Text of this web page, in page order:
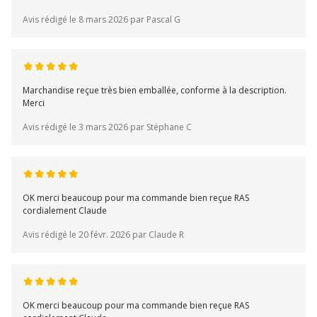
Avis rédigé le 8 mars 2026 par Pascal G
Marchandise reçue très bien emballée, conforme à la description.
Merci
Avis rédigé le 3 mars 2026 par Stéphane C
OK merci beaucoup pour ma commande bien reçue RAS
cordialement Claude
Avis rédigé le 20 févr. 2026 par Claude R
OK merci beaucoup pour ma commande bien reçue RAS